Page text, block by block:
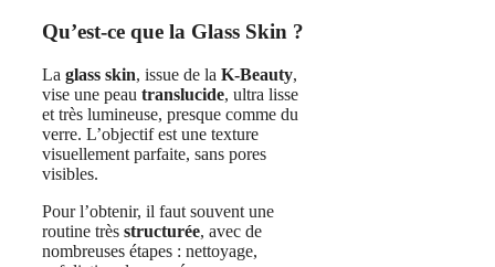
Qu’est-ce que la Glass Skin ?
La glass skin, issue de la K‑Beauty,
vise une peau translucide, ultra lisse
et très lumineuse, presque comme du
verre. L’objectif est une texture
visuellement parfaite, sans pores
visibles.
Pour l’obtenir, il faut souvent une
routine très structurée, avec de
nombreuses étapes : nettoyage,